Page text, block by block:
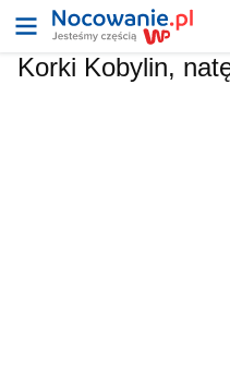
Korki Kobylin,